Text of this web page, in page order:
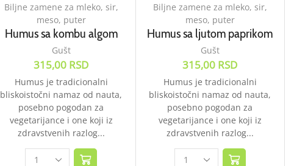
Biljne zamene za mleko, sir,
meso, puter
Humus sa kombu algom
Gušt
315,00 RSD
Humus je tradicionalni
bliskoistočni namaz od nauta,
posebno pogodan za
vegetarijance i one koji iz
zdravstvenih razlog...
Biljne zamene za mleko, sir,
meso, puter
Humus sa ljutom paprikom
Gušt
315,00 RSD
Humus je tradicionalni
bliskoistočni namaz od nauta,
posebno pogodan za
vegetarijance i one koji iz
zdravstvenih razlog...